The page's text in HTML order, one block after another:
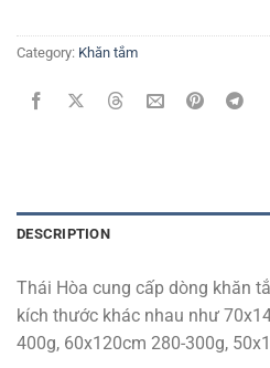
Category: Khăn tắm
DESCRIPTION
Thái Hòa cung cấp dòng khăn
kích thước khác nhau như
400g, 60x120cm 280-300g,